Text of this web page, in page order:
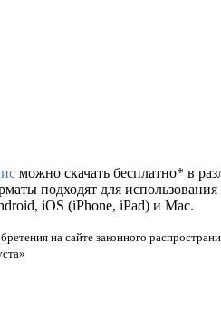
можно скачать бесплатно* в
подходят для
iOS (iPhone, iPad) и Mac.
на сайте законного